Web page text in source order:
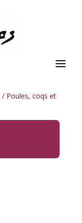
/ Poules, coqs et